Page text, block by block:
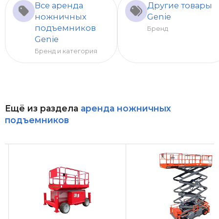
Все аренда
ножничных
подъемников
Genie
Бренд и категория
Другие товары
Genie
Бренд
Ещё из раздела аренда ножничных
подъемников